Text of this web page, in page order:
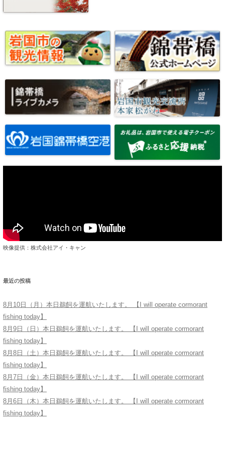
映像提供：株式会社アイ・キャン
最近の投稿
8月10日（月）本日鵜飼を運航いたします。 【I will operate cormorant
fishing today】
8月9日（日）本日鵜飼を運航いたします。 【I will operate cormorant
fishing today】
8月8日（土）本日鵜飼を運航いたします。 【I will operate cormorant
fishing today】
8月7日（金）本日鵜飼を運航いたします。 【I will operate cormorant
fishing today】
8月6日（木）本日鵜飼を運航いたします。 【I will operate cormorant
fishing today】